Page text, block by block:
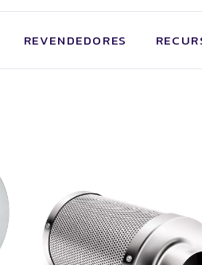
REVENDEDORES